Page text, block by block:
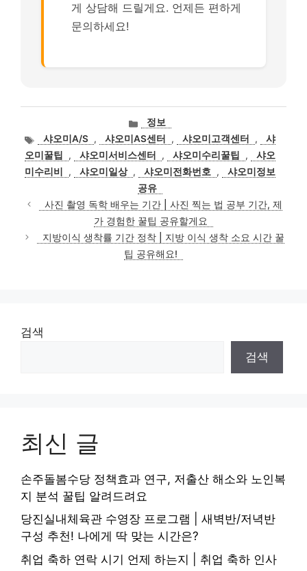
게 상담해 드릴게요. 언제든 편하게
문의하세요!
카
테
고
리
정보
태
그
샤오미A/S , 샤오미AS센터 , 샤오미고객센터 ,
샤
오미꿀팁
, 샤오미서비스센터 , 샤오미수리꿀팁 ,
샤오
미수리비
, 샤오미일상 , 샤오미전화번호 ,
샤오미정보
공유
사진 촬영 독학 배우는 기간 | 사진 찍는 법 공부 기간, 제
가 경험한 꿀팁 공유할게요
지방이식 생착률 기간 정착 | 지방 이식 생착 소요 시간 꿀
팁 공유해요!
검색
검색
최신 글
손주돌봄수당 정책효과 연구, 저출산 해소와 노인복
지 분석 꿀팁 알려드려요
당진실내체육관 수영장 프로그램 | 새벽반/저녁반
구성 추천! 나에게 딱 맞는 시간은?
취업 축하 연락 시기 언제 하는지 | 취업 축하 인사